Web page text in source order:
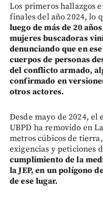
Los primeros hallazgos
finales del año 2024, lo
luego de más de 20
mujeres buscadoras
denunciando que en
cuerpos de personas
del conflicto armado,
confirmado en
otros actores.
Desde mayo de 2024, el
UBPD ha removido en
metros cúbicos de
exigencias y peticiones
cumplimiento de la
la JEP, en un polígono
de ese lugar.